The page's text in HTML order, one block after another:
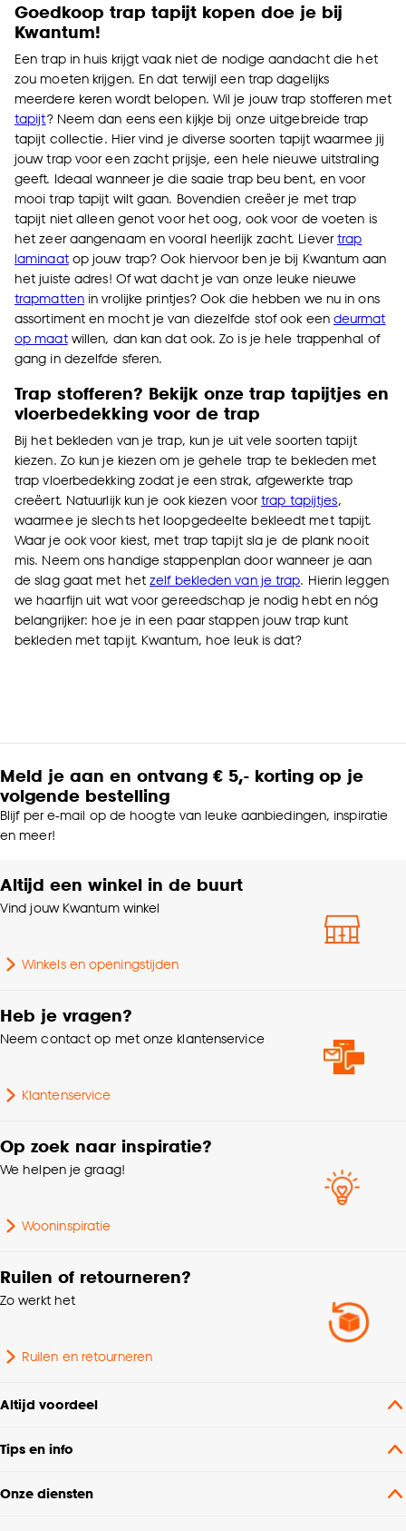
Goedkoop trap tapijt kopen doe je bij
Kwantum!
Een trap in huis krijgt vaak niet de nodige aandacht die het
zou moeten krijgen. En dat terwijl een trap dagelijks
meerdere keren wordt belopen. Wil je jouw trap stofferen met
tapijt? Neem dan eens een kijkje bij onze uitgebreide trap
tapijt collectie. Hier vind je diverse soorten tapijt waarmee jij
jouw trap voor een zacht prijsje, een hele nieuwe uitstraling
geeft. Ideaal wanneer je die saaie trap beu bent, en voor
mooi trap tapijt wilt gaan. Bovendien creëer je met trap
tapijt niet alleen genot voor het oog, ook voor de voeten is
het zeer aangenaam en vooral heerlijk zacht. Lievertrap
laminaatop jouw trap? Ook hiervoor ben je bij Kwantum aan
het juiste adres! Of wat dacht je van onze leuke nieuwe
trapmattenin vrolijke printjes? Ook die hebben we nu in ons
assortiment en mocht je van diezelfde stof ook een deurmat
op maatwillen, dan kan dat ook. Zo is je hele trappenhal of
gang in dezelfde sferen.
Trap stofferen? Bekijk onze trap tapijtjes en
vloerbedekking voor de trap
Bij het bekleden van je trap, kun je uit vele soorten tapijt
kiezen. Zo kun je kiezen om je gehele trap te bekleden met
trap vloerbedekking zodat je een strak, afgewerkte trap
creëert. Natuurlijk kun je ook kiezen voortrap tapijtjes,
waarmee je slechts het loopgedeelte bekleedt met tapijt.
Waar je ook voor kiest, met trap tapijt sla je de plank nooit
mis. Neem ons handige stappenplan door wanneer je aan
de slag gaat met hetzelf bekleden van je trap. Hierin leggen
we haarfijn uit wat voor gereedschap je nodig hebt en nóg
belangrijker: hoe je in een paar stappen jouw trap kunt
bekleden met tapijt. Kwantum, hoe leuk is dat?
Meld je aan en ontvang € 5,- korting op je
volgende bestelling
Blijf per e-mail op de hoogte van leuke aanbiedingen, inspiratie
en meer!
Altijd een winkel in de buurt
Vind jouw Kwantum winkel
Winkels en openingstijden
Heb je vragen?
Neem contact op met onze klantenservice
Klantenservice
Op zoek naar inspiratie?
We helpen je graag!
Wooninspiratie
Ruilen of retourneren?
Zo werkt het
Ruilen en retourneren
Altijd voordeel
Tips en info
Onze diensten